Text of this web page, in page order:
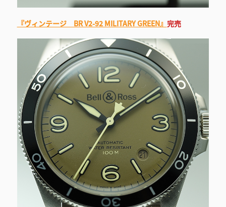
『ヴィンテージ BR V2-92 MILITARY GREEN』 完売